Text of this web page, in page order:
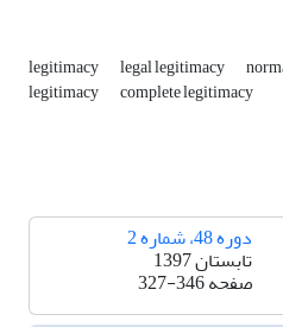
legitimacy legal legitimacy
legitimacy complete legitimacy
دوره 48، شماره 2
تابستان 1397
صفحه327-346